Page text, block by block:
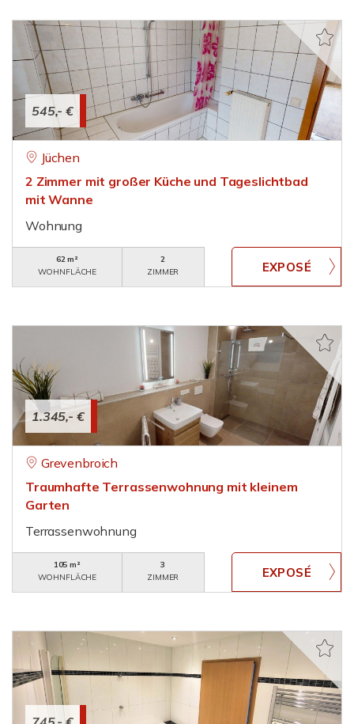
545,- €
Jüchen
2 Zimmer mit großer Küche und Tageslichtbad
mit Wanne
Wohnung
62 m²
WOHNFLÄCHE
2
ZIMMER
1.345,- €
Grevenbroich
Traumhafte Terrassenwohnung mit kleinem
Garten
Terrassenwohnung
105 m²
WOHNFLÄCHE
3
ZIMMER